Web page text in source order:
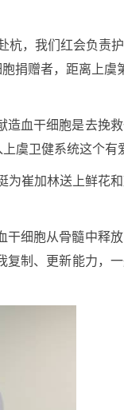
杭，我们红会负责
捐赠者，距离上虞
造血干细胞是去挽
虞卫健系统这个有
为崔加林送上鲜花
细胞从骨髓中释
制、更新能力，